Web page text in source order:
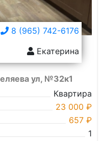
8 (965) 742-6176
Екатерина
ул, №32к1
Квартира
23 000 ₽
657 ₽
1